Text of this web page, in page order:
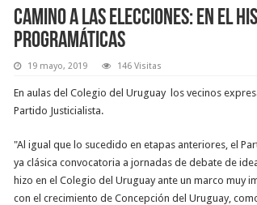
Camino a las elecciones: En El
programáticas
19 mayo, 2019 146 Visitas
En aulas del Colegio del Uruguay los vecinos
Partido Justicialista.
"Al igual que lo sucedido en etapas anteriores, el
ya clásica convocatoria a jornadas de debate de
hizo en el Colegio del Uruguay ante un marco
con el crecimiento de Concepción del Uruguay,